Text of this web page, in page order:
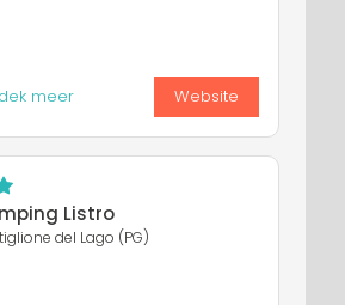
meer Website
Listro
del Lago (PG)